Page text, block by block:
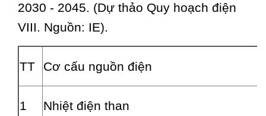
2030 - 2045. (Dự thảo Quy hoạch điện
VIII. Nguồn: IE).
TT Cơ cấu nguồn điện
1 Nhiệt điện than